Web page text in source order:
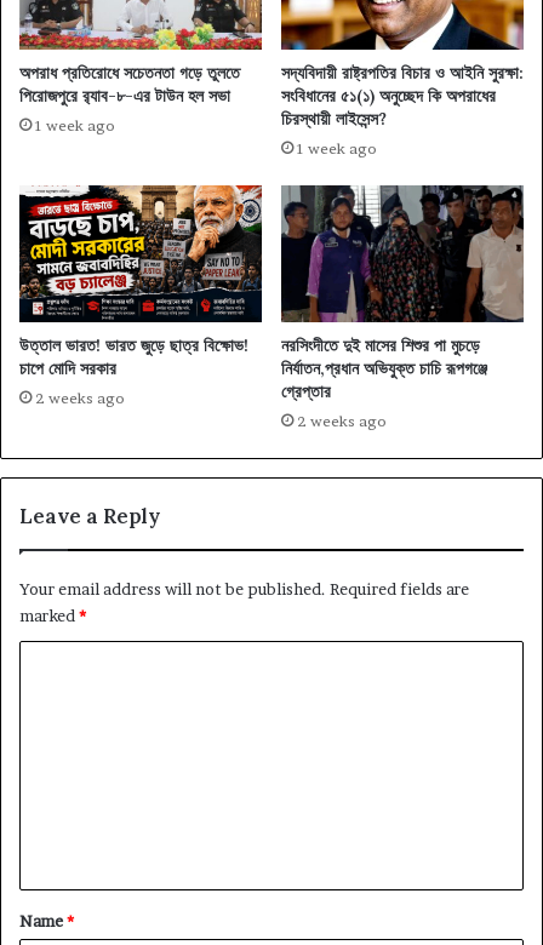
অপরাধ প্রতিরোধে সচেতনতা গড়ে তুলতে
পিরোজপুরে র‍্যাব-৮-এর টাউন হল সভা
1 week ago
সদ্যবিদায়ী রাষ্ট্রপতির বিচার ও আইনি সুরক্ষা:
সংবিধানের ৫১(১) অনুচ্ছেদ কি অপরাধের
চিরস্থায়ী লাইসেন্স?
1 week ago
উত্তাল ভারত! ভারত জুড়ে ছাত্র বিক্ষোভ!
চাপে মোদি সরকার
2 weeks ago
নরসিংদীতে দুই মাসের শিশুর পা মুচড়ে
নির্যাতন,প্রধান অভিযুক্ত চাচি রূপগঞ্জে
গ্রেপ্তার
2 weeks ago
Leave a Reply
Your email address will not be published. Required fields are
marked *
*
Name*